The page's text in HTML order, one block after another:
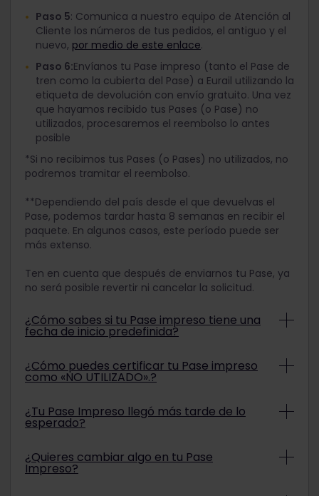
Paso 5: Comunica a nuestro equipo de Atención al
Cliente los números de tus pedidos, el antiguo y el
nuevo, por medio de este enlace.
Paso 6:Envíanos tu Pase impreso (tanto el Pase de
tren como la cubierta del Pase) a Eurail utilizando la
etiqueta de devolución con envío gratuito. Una vez
que hayamos recibido tus Pases (o Pase) no
utilizados, procesaremos el reembolso lo antes
posible
*Si no recibimos tus Pases (o Pases) no utilizados, no
podremos tramitar el reembolso.
**Dependiendo del país desde el que devuelvas el
Pase, podemos tardar hasta 8 semanas en recibir el
paquete. En algunos casos, este período puede ser
más extenso.
Ten en cuenta que después de enviarnos tu Pase, ya
no será posible revertir ni cancelar la solicitud.
¿Cómo sabes si tu Pase impreso tiene una
fecha de inicio predefinida?
predefinida si hay una fecha a la derecha de la
nota que dice «VÁLIDO:» en el pase de tren
con nuestro equipo de Atención al Cliente para
obtener más ayuda.
¿Cómo puedes certificar tu Pase impreso
como «NO UTILIZADO».?
utilizado, debes solicitar a un funcionario
ferroviario de Europa que lo certifique «NO
de validez.
¿Tu Pase Impreso llegó más tarde de lo
esperado?
entrega estimada, no dudes en ponerte en
contacto con el equipo de Atención al Cliente de
¿Quieres cambiar algo en tu Pase
Impreso?